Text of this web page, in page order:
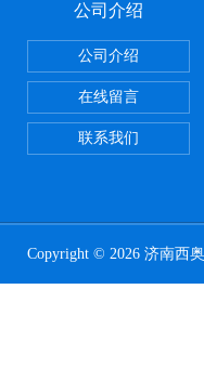
公司介绍
公司介绍
在线留言
联系我们
Copyright © 2026 济南西